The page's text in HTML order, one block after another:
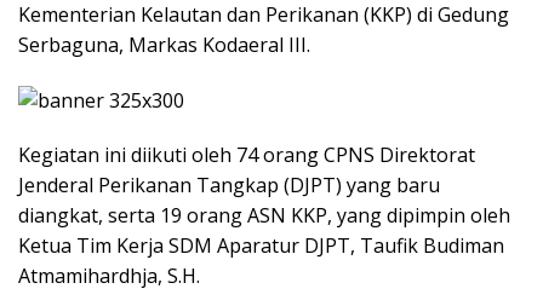
Kementerian Kelautan dan Perikanan (KKP) di Gedung
Serbaguna, Markas Kodaeral III.
Kegiatan ini diikuti oleh 74 orang CPNS Direktorat
Jenderal Perikanan Tangkap (DJPT) yang baru
diangkat, serta 19 orang ASN KKP, yang dipimpin oleh
Ketua Tim Kerja SDM Aparatur DJPT, Taufik Budiman
Atmamihardhja, S.H.